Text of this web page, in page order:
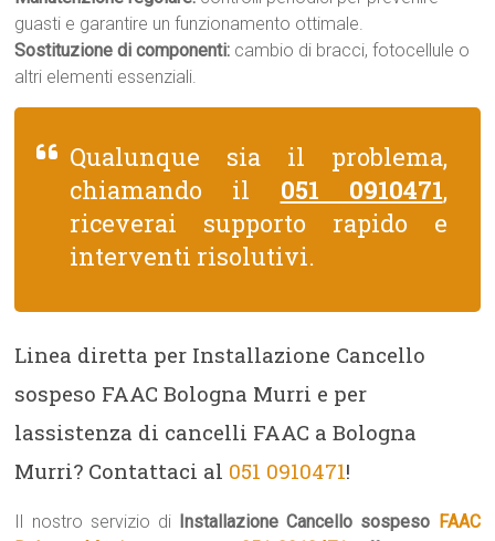
guasti e garantire un funzionamento ottimale.
Sostituzione di componenti: cambio di bracci, fotocellule o
altri elementi essenziali.
Qualunque sia il problema,
chiamando il 051 0910471,
riceverai supporto rapido e
interventi risolutivi.
Linea diretta per Installazione Cancello
sospeso FAAC Bologna Murri e per
lassistenza di cancelli FAAC a Bologna
Murri? Contattaci al 051 0910471!
Il nostro servizio di Installazione Cancello sospeso FAAC